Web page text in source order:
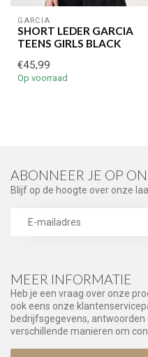
GARCIA
SHORT LEDER GARCIA
TEENS GIRLS BLACK
€45,99
Op voorraad
MEER INFORMATIE
Heb je een vraag over onze
ook eens onze
bedrijfsgegevens,
verschillende manieren om
ABONNEER JE OP
Blijf op de hoogte over onze